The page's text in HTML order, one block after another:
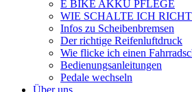
E BIKE AKKU PFLEGE
WIE SCHALTE ICH
Infos zu Scheibenbremsen
Der richtige Reifenluftdruck
Wie flicke ich einen
Bedienungsanleitungen
Pedale wechseln
Über uns